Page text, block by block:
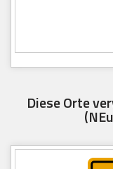
Diese Orte